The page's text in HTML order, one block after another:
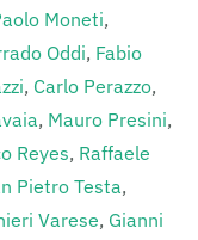
Moneti,
Oddi, Fabio
, Carlo Perazzo,
, Mauro Presini,
Reyes, Raffaele
Pietro Testa,
Varese, Gianni